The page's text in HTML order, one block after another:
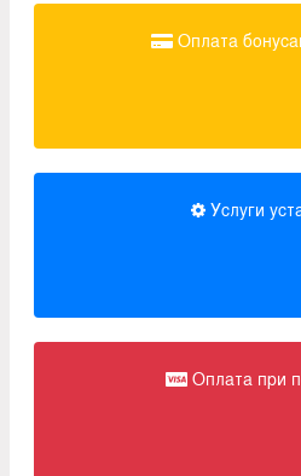
Оплата
Услуги
Оплата при